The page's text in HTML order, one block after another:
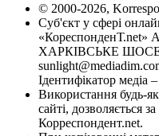
© 2000-2026,
Суб'єкт у сфері
«КореспонденТ.net»
ХАРКІВСЬКЕ ШОСЕ,
Ідентифікатор медіа
Використання будь-
сайті, дозволяється
Корреспондент.net.